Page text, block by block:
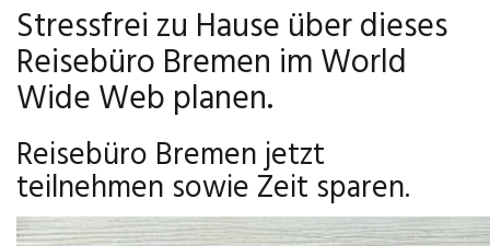
Stressfrei zu Hause über dieses
Reisebüro Bremen im World
Wide Web planen.
Reisebüro Bremen jetzt
teilnehmen sowie Zeit sparen.